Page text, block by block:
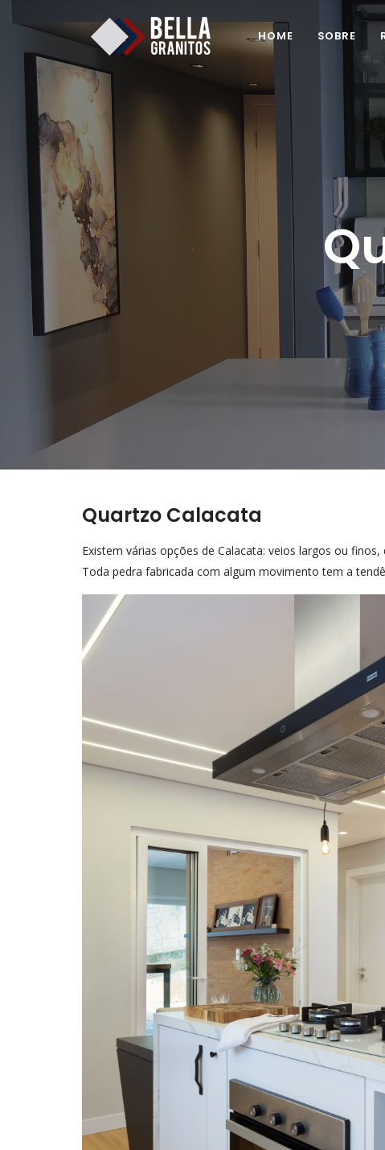
HOME SOBRE
Quartzo Calacata
Existem várias opções de Calacata: veios largos ou
Toda pedra fabricada com algum movimento tem a